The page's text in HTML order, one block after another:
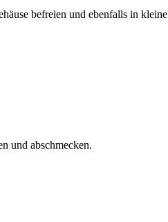
befreien und ebenfalls in kleine
und abschmecken.